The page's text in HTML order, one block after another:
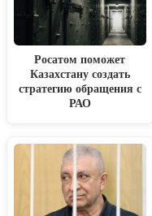
Росатом поможет
Казахстану создать
стратегию обращения с
РАО